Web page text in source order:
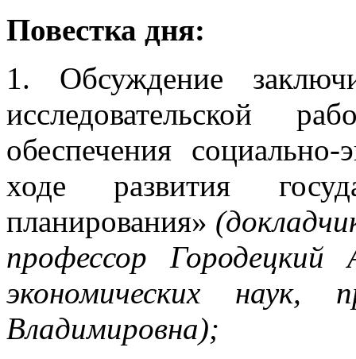
Повестка дня:
1. Обсуждение
исследовательской
обеспечения
ходе развития
планирования»
профессор
экономических наук,
Владимировна);